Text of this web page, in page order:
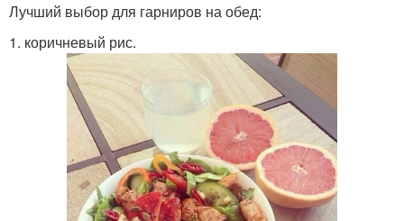
Лучший выбор для гарниров на обед:
1. коричневый рис.